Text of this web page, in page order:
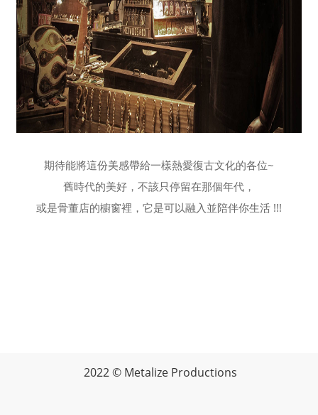
期待能將這份美感帶給一樣熱愛復古文化的各位~
舊時代的美好，不該只停留在那個年代，
或是骨董店的櫥窗裡，它是可以融入並陪伴你生活 !!!
2022 © Metalize Productions